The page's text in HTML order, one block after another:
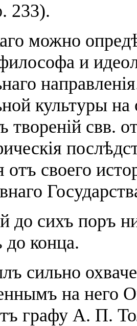
233).
можно
и
культуры
творенiй свв.
отъ своего
до сихъ поръ
до конца.
сильно
на него
графу А. П.